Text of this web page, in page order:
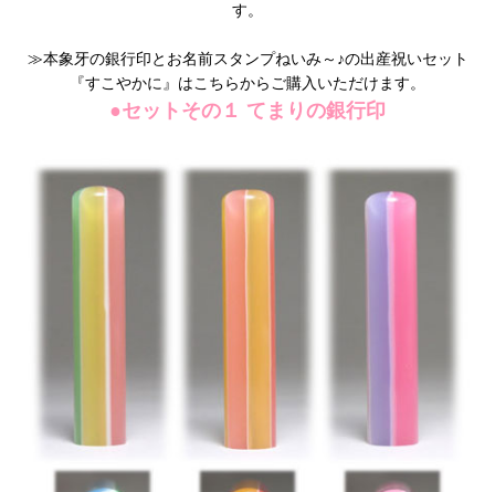
す。
≫本象牙の銀行印とお名前スタンプねいみ～♪の出産祝いセット
『すこやかに』はこちらからご購入いただけます。
●セットその１ てまりの銀行印